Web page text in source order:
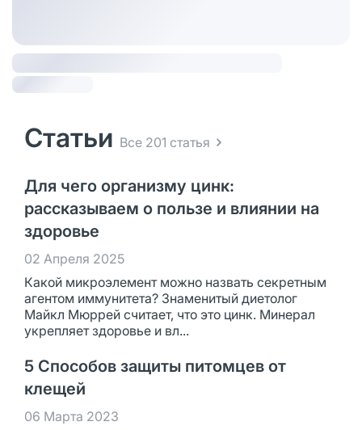
Статьи Все 201 статья
Для чего организму цинк:
рассказываем о пользе и влиянии на
здоровье
02 Апреля 2025
Какой микроэлемент можно назвать секретным
агентом иммунитета? Знаменитый диетолог
Майкл Мюррей считает, что это цинк. Минерал
укрепляет здоровье и вл...
5 Способов защиты питомцев от
клещей
06 Марта 2023